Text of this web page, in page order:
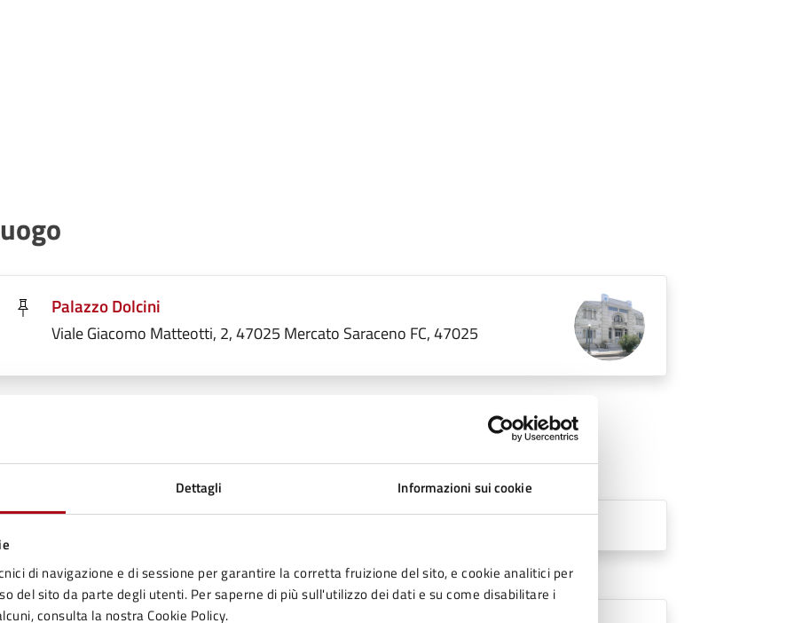
Dettagli Informazioni sui cookie
di navigazione e di sessione per garantire la corretta fruizione del sito, e cookie analitici per
del sito da parte degli utenti. Per saperne di più sull'utilizzo dei dati e su come disabilitare i
consulta la nostra Cookie Policy.
Palazzo Dolcini
Viale Giacomo Matteotti, 2, 47025 Mercato Saraceno FC, 47025
18
18